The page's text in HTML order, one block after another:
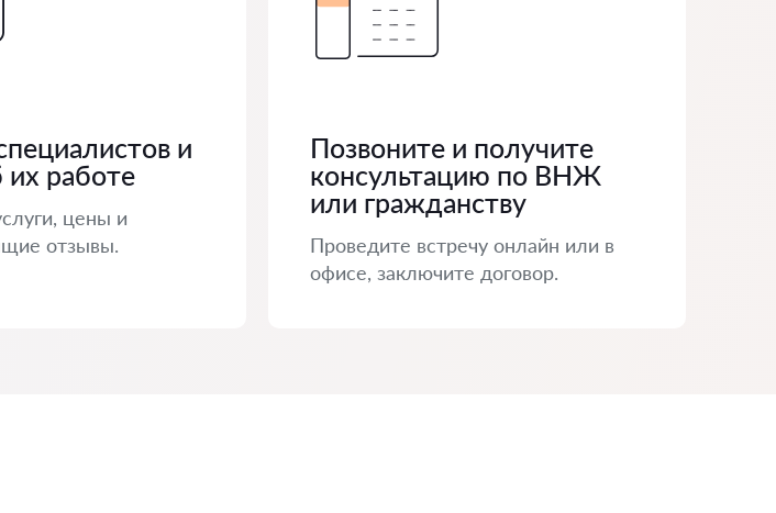
и
работе
цены и
отзывы.
Позвоните и получите
консультацию по ВНЖ
или гражданству
Проведите встречу онлайн или в
офисе, заключите договор.